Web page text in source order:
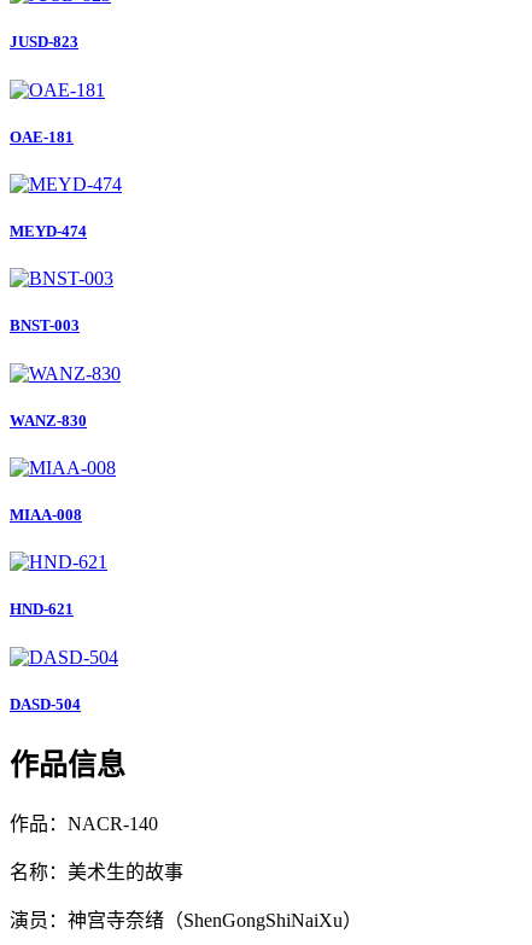
JUSD-823
OAE-181
MEYD-474
BNST-003
WANZ-830
MIAA-008
HND-621
DASD-504
作品信息
作品：NACR-140
名称：美术生的故事
演员：神宫寺奈绪（ShenGongShiNaiXu）